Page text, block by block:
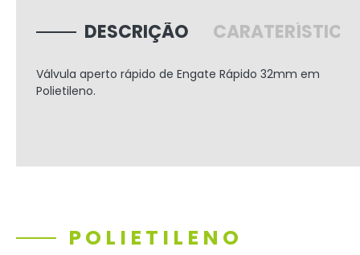
DESCRIÇÃO
Válvula aperto rápido de Engate Rápido 32mm em
Polietileno.
POLIETILENO